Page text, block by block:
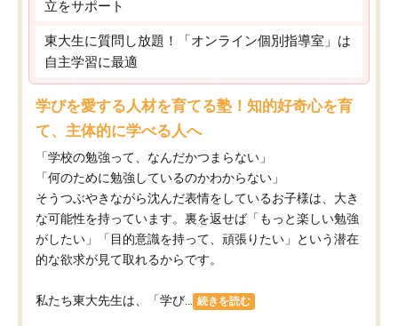
立をサポート
東大生に質問し放題！「オンライン個別指導室」は
自主学習に最適
学びを愛する人材を育てる塾！知的好奇心を育
て、主体的に学べる人へ
「学校の勉強って、なんだかつまらない」
「何のために勉強しているのかわからない」
そうつぶやきながら沈んだ表情をしているお子様は、大き
な可能性を持っています。裏を返せば「もっと楽しい勉強
がしたい」「目的意識を持って、頑張りたい」という潜在
的な欲求が見て取れるからです。
私たち東大先生は、「学び... 続きを読む